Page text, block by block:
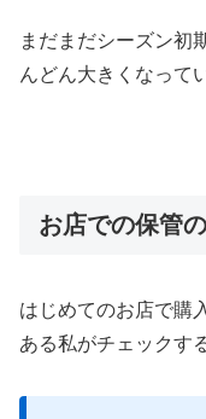
まだまだシーズン初
んどん大きくなって
お店での保管
はじめてのお店で購
ある私がチェックす